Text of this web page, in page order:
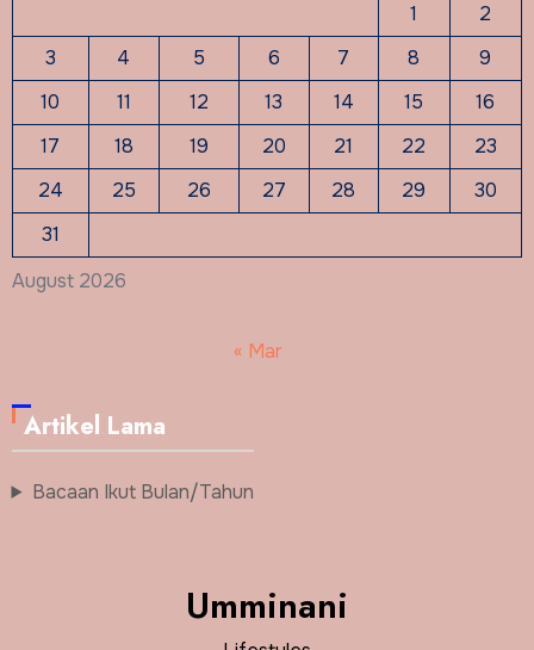
August 2026
1
2
3
4 5 6 7 8
9
10
11 12 13 14 15
16
17
18 19 20 21 22
23
24
25 26 27 28 29
30
31
« Mar
Artikel Lama
Bacaan Ikut Bulan/Tahun
Umminani